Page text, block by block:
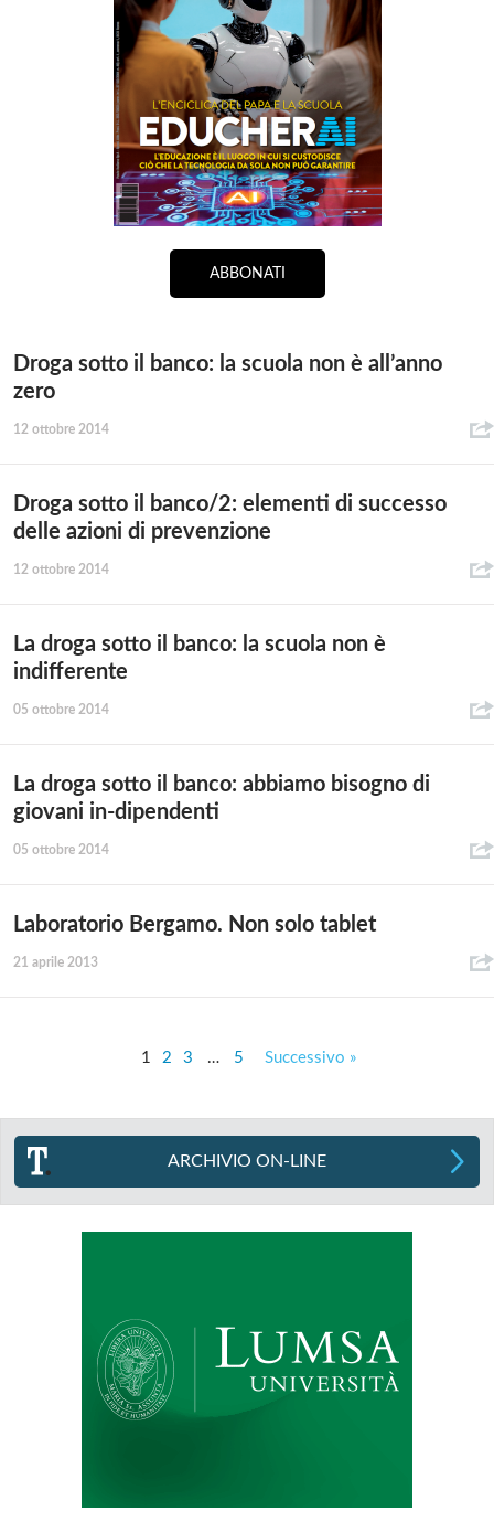
ABBONATI
Droga sotto il banco: la scuola non è all’anno
zero
12 ottobre 2014
Droga sotto il banco/2: elementi di successo
delle azioni di prevenzione
12 ottobre 2014
La droga sotto il banco: la scuola non è
indifferente
05 ottobre 2014
La droga sotto il banco: abbiamo bisogno di
giovani in-dipendenti
05 ottobre 2014
Laboratorio Bergamo. Non solo tablet
21 aprile 2013
1 2 3 … 5 Successivo »
ARCHIVIO ON-LINE